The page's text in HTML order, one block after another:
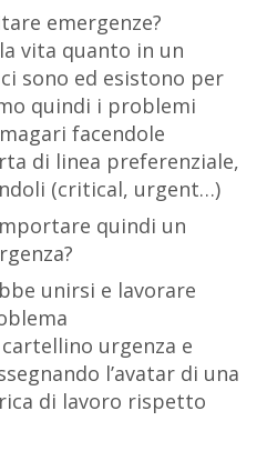
emergenze?
vita quanto in un
sono ed esistono per
quindi i problemi
facendole
di linea preferenziale,
(critical, urgent…)
quindi un
unirsi e lavorare
urgenza e
l’avatar di una
di lavoro rispetto